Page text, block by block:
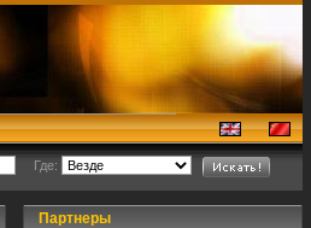
Где:
Партнеры